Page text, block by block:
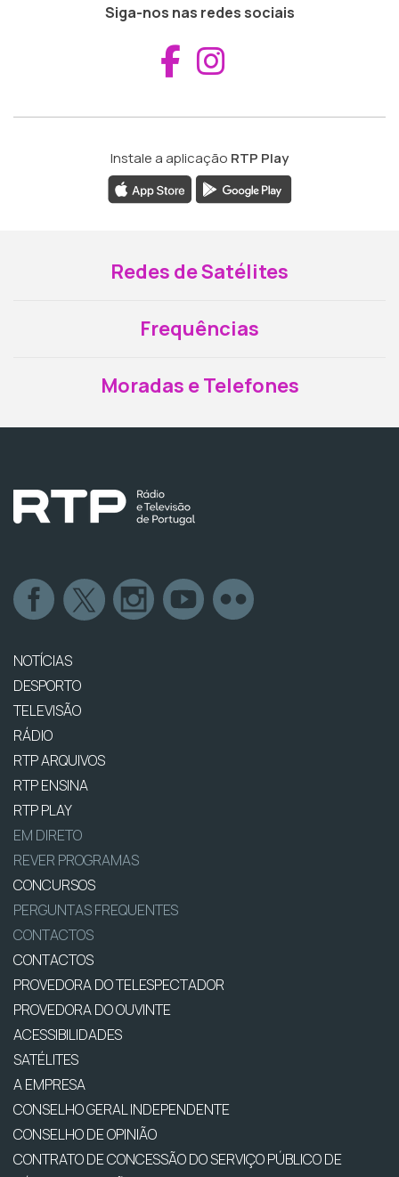
Siga-nos nas redes sociais
Aceder ao
Instale a aplicação RTP Play
Redes de Satélites
Frequências
Moradas e Telefones
NOTÍCIAS
DESPORTO
TELEVISÃO
RÁDIO
RTP ARQUIVOS
RTP ENSINA
RTP PLAY
EM DIRETO
REVER PROGRAMAS
CONCURSOS
PERGUNTAS FREQUENTES
CONTACTOS
CONTACTOS
PROVEDORA DO TELESPECTADOR
PROVEDORA DO OUVINTE
ACESSIBILIDADES
SATÉLITES
A EMPRESA
CONSELHO GERAL INDEPENDENTE
CONSELHO DE OPINIÃO
CONTRATO DE CONCESSÃO DO SERVIÇO PÚBLICO DE